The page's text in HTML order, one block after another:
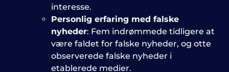
interesse.
Personlig erfaring med falske
nyheder: Fem indrømmede tidligere at
være faldet for falske nyheder, og otte
observerede falske nyheder i
etablerede medier.